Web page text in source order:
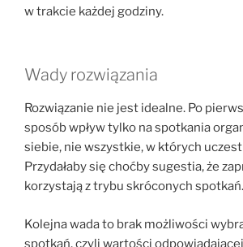
w trakcie każdej godziny.
Wady rozwiązania
Rozwiązanie nie jest idealne. Po
sposób wpływ tylko na spotkania
siebie, nie wszystkie, w których
Przydałaby się choćby sugestia, że
korzystają z trybu skróconych spotkań.
Kolejna wada to brak możliwości
spotkań, czyli wartości